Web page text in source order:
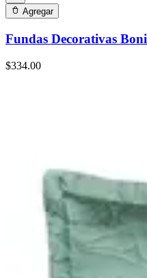
Agregar
Fundas Decorativas Boni
$334.00